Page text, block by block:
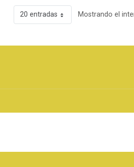
20 entradas Mostrando el